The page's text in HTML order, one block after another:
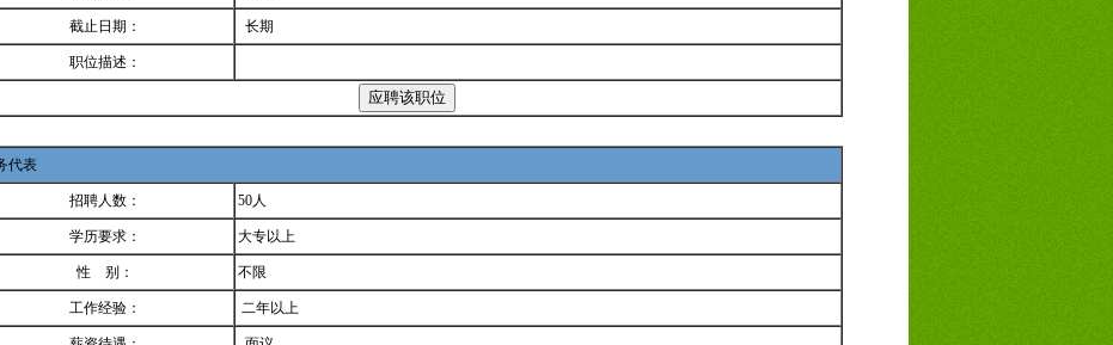
截止日期： 长期
职位描述：
代表
招聘人数： 50人
学历要求： 大专以上
性 别： 不限
工作经验： 二年以上